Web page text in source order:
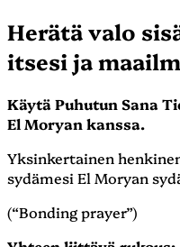
Herätä valo
itsesi ja
Käytä Puhutun Sana
El Moryan kanssa.
Yksinkertainen
sydämesi El Moryan
(“Bonding prayer”)